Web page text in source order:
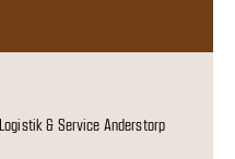
& Service Anderstorp